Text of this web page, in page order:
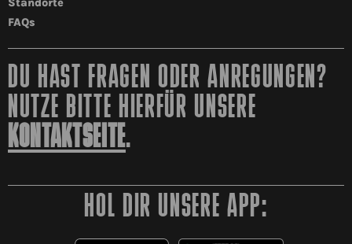
Standorte
FAQs
DU HAST FRAGEN ODER ANREGUNGEN?
NUTZE BITTE HIERFÜR UNSERE
KONTAKTSEITE.
HOL DIR UNSERE APP: